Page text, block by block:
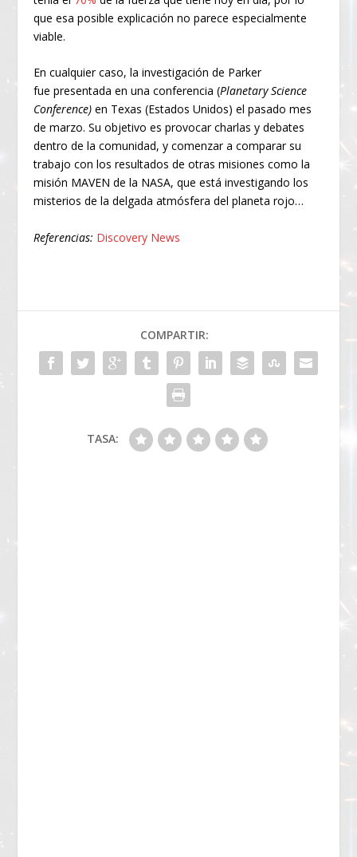
que esa posible explicación no parece especialmente
viable.
En cualquier caso, la investigación de Parker
fue presentada en una conferencia (Planetary Science
Conference)en Texas (Estados Unidos) el pasado mes
de marzo. Su objetivo es provocar charlas y debates
dentro de la comunidad, y comenzar a comparar su
trabajo con los resultados de otras misiones como la
misión MAVEN de la NASA, que está investigando los
misterios de la delgada atmósfera del planeta rojo…
Referencias: Discovery News
COMPARTIR:
TASA: